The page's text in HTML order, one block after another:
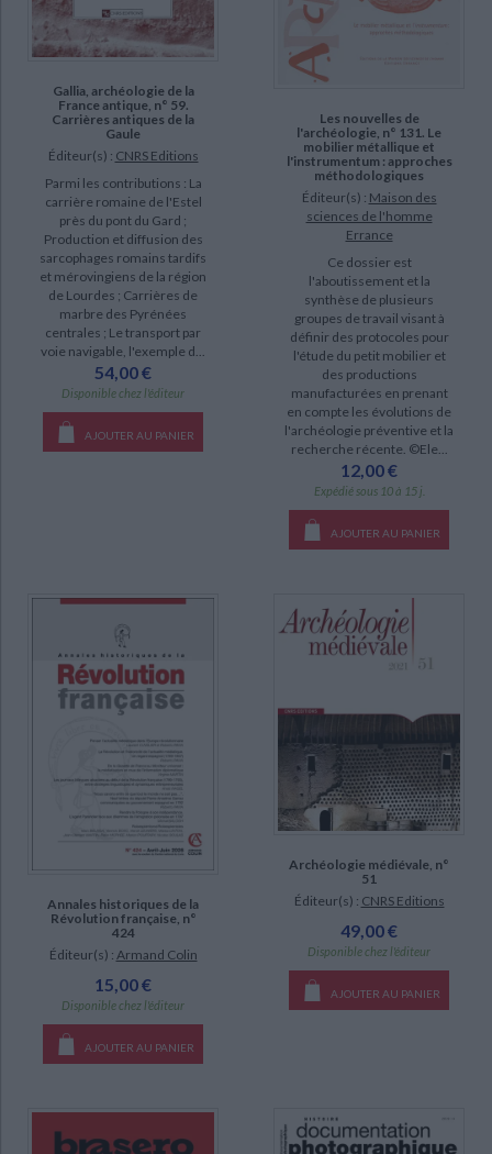
Gallia, archéologie de la
France antique, n° 59.
Carrières antiques de la
Gaule
Éditeur(s) : CNRS Editions
Parmi les contributions : La
carrière romaine de l'Estel
près du pont du Gard ;
Production et diffusion des
sarcophages romains tardifs
et mérovingiens de la région
de Lourdes ; Carrières de
marbre des Pyrénées
centrales ; Le transport par
voie navigable, l'exemple d...
54,00 €
Disponible chez l'éditeur
AJOUTER AU PANIER
Les nouvelles de
l'archéologie, n° 131. Le
mobilier métallique et
l'instrumentum : approches
méthodologiques
Éditeur(s) : Maison des
sciences de l'homme
Errance
Ce dossier est
l'aboutissement et la
synthèse de plusieurs
groupes de travail visant à
définir des protocoles pour
l'étude du petit mobilier et
des productions
manufacturées en prenant
en compte les évolutions de
l'archéologie préventive et la
recherche récente. ©Ele...
12,00 €
Expédié sous 10 à 15 j.
AJOUTER AU PANIER
Annales historiques de la
Révolution française, n°
424
Éditeur(s) : Armand Colin
15,00 €
Disponible chez l'éditeur
AJOUTER AU PANIER
Archéologie médiévale, n°
51
Éditeur(s) : CNRS Editions
49,00 €
Disponible chez l'éditeur
AJOUTER AU PANIER